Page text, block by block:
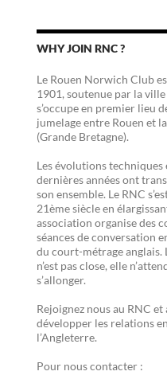
WHY JOIN RNC ?
Le Rouen Norwich Club
1901, soutenue par la
s’occupe en premier lieu
jumelage entre Rouen et
(Grande Bretagne).
Les évolutions
dernières années ont
son ensemble. Le RNC
21ème siècle en
association organise des
séances de conversation
du court-métrage anglais.
n’est pas close, elle
s’allonger.
Rejoignez nous au RNC et
développer les relations
l’Angleterre.
Pour nous contacter :